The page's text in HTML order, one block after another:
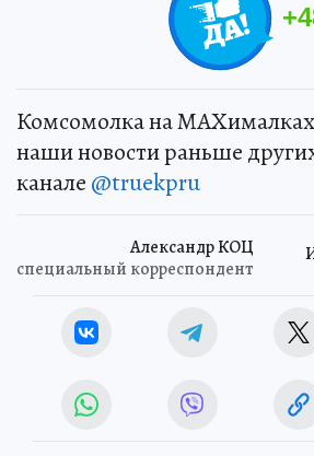
+
Комсомолка на
наши новости раньше
канале @truekpru
Александр КОЦ
специальный корреспондент